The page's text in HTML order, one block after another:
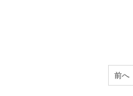
前へ